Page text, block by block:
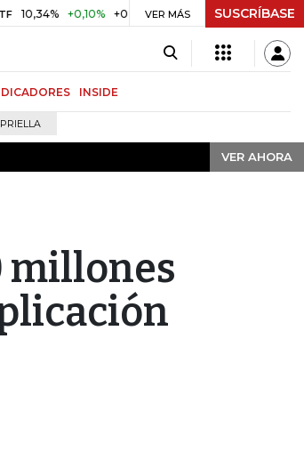
+0,10% +0,98% UVR $ 416,91 +$ 0,05 +0,01%
VER MÁS SUSCRÍBASE
INSIDE
VER AHORA
VER AHORA
millones